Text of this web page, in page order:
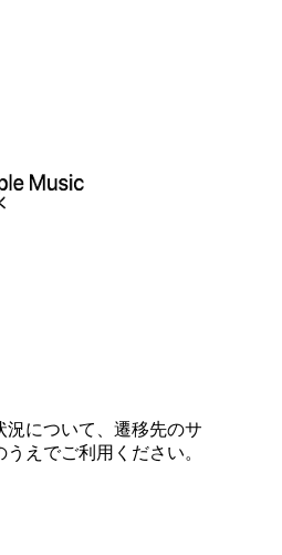
について、遷移先のサ
えでご利用ください。